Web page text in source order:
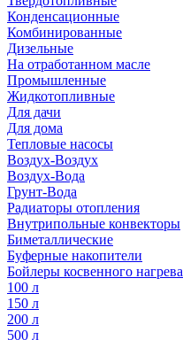
Конденсационные
Комбинированные
Дизельные
На отработанном масле
Промышленные
Жидкотопливные
Для дачи
Для дома
Тепловые насосы
Воздух-Воздух
Воздух-Вода
Грунт-Вода
Радиаторы отопления
Внутрипольные конвекторы
Биметаллические
Буферные накопители
Бойлеры косвенного нагрева
100 л
150 л
200 л
500 л